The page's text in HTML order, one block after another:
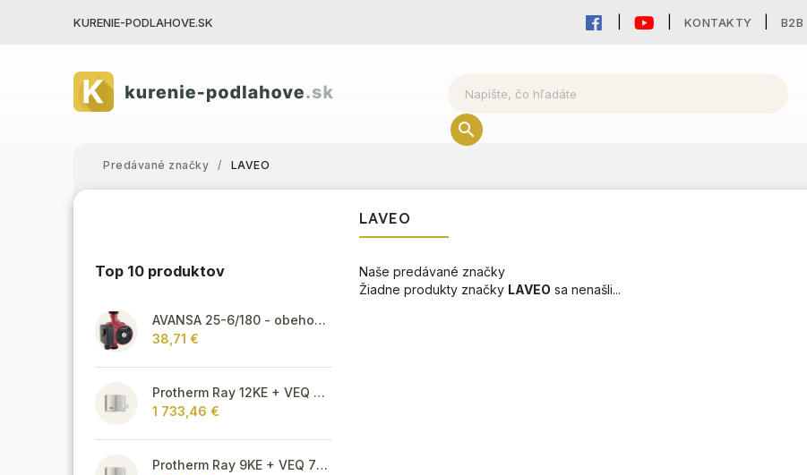
KURENIE-PODLAHOVE.SK KONTAKTY B2B
Predávané značky / LAVEO
Top 10 produktov
AVANSA 25-6/180 - obehové čerpadlo, pripojovací závit 6/4"
38,71 €
Protherm Ray 12KE + VEQ 75 + Thermolink P
1 733,46 €
Protherm Ray 9KE + VEQ 75 + Thermolink P
LAVEO
Naše predávané značky
Žiadne produkty značky LAVEO sa nenašli...